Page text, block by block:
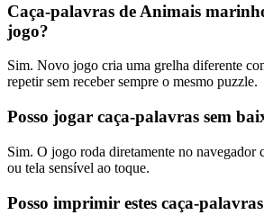
Caça-palavras de Animais
jogo?
Sim. Novo jogo cria uma grelha diferente
repetir sem receber sempre o mesmo puzzle.
Posso jogar caça-palavras sem
Sim. O jogo roda diretamente no navegador
ou tela sensível ao toque.
Posso imprimir estes caça-